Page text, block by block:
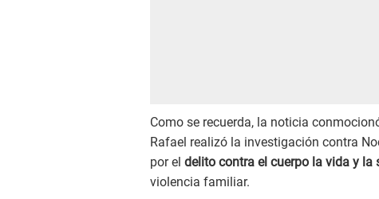
Como se recuerda, la noticia
Rafael realizó la investigación contra
por el delito contra el cuerpo la vida y la
violencia familiar.